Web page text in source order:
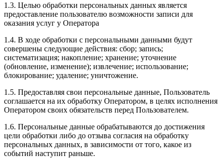
1.3. Целью обработки персональных данных является
предоставление пользователю возможности записи для
оказания услуг у Оператора
1.4. В ходе обработки с персональными данными будут
совершены следующие действия: сбор; запись;
систематизация; накопление; хранение; уточнение
(обновление, изменение); извлечение; использование;
блокирование; удаление; уничтожение.
1.5. Предоставляя свои персональные данные, Пользователь
соглашается на их обработку Оператором, в целях исполнения
Оператором своих обязательств перед Пользователем.
1.6. Персональные данные обрабатываются до достижения
цели обработки либо до отзыва согласия на обработку
персональных данных, в зависимости от того, какое из
событий наступит раньше.